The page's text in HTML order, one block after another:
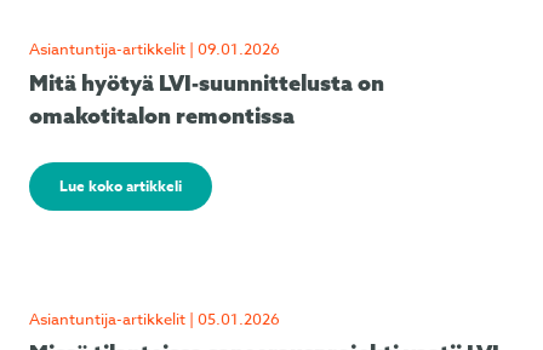
Asiantuntija-artikkelit | 09.01.2026
Mitä hyötyä LVI-suunnittelusta on
omakotitalon remontissa
Lue koko artikkeli
Asiantuntija-artikkelit | 05.01.2026